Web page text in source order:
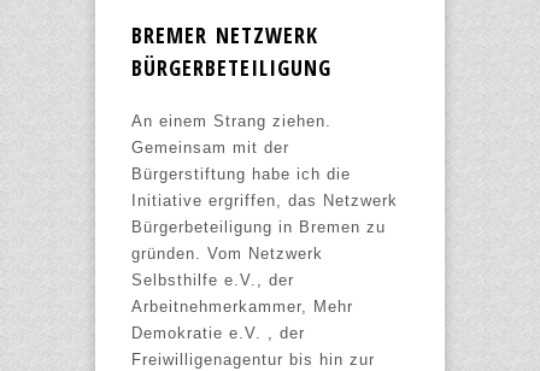
BREMER NETZWERK
BÜRGERBETEILIGUNG
An einem Strang ziehen.
Gemeinsam mit der
Bürgerstiftung habe ich die
Initiative ergriffen, das Netzwerk
Bürgerbeteiligung in Bremen zu
gründen. Vom Netzwerk
Selbsthilfe e.V., der
Arbeitnehmerkammer, Mehr
Demokratie e.V. , der
Freiwilligenagentur bis hin zur